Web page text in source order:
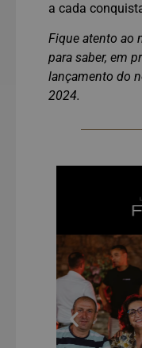
a cada
Fique atento ao
para saber, em
lançamento do
2024.